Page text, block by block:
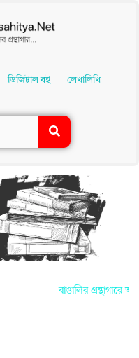
ডিজিটাল বই লেখালিখি
বাঙালির গ্রন্থাগারে